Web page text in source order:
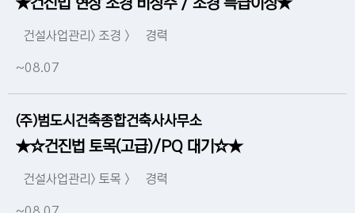
★건진법 현장 조경 비상주 / 조경 특급이상★
건설사업관리> 조경 > 경력
~08.07
(주)범도시건축종합건축사사무소
★☆건진법 토목(고급)/PQ 대기☆★
건설사업관리> 토목 > 경력